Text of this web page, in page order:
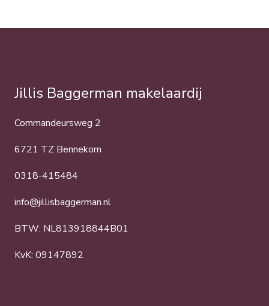
Jillis Baggerman makelaardij
Commandeursweg 2
6721 TZ Bennekom
0318-415484
info@jillisbaggerman.nl
BTW: NL813918844B01
KvK: 09147892